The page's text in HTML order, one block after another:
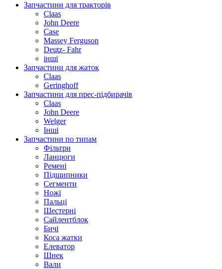
Запчастини для тракторів
Claas
John Deere
Case
Massey Ferguson
Deutz- Fahr
інші
Запчастини для жаток
Claas
Geringhoff
Запчастини для прес-підбирачів
Claas
John Deere
Welger
Інші
Запчастини по типам
Фільтри
Ланцюги
Ремені
Підшипники
Сегменти
Ножі
Пальці
Шестерні
Сайлентблок
Бичі
Коса жатки
Елеватор
Шнек
Вали